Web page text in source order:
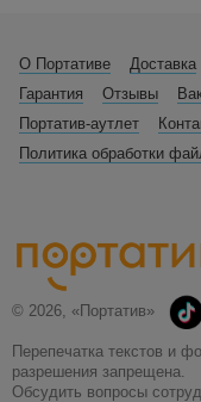
О Портативе Доставка
Гарантия
Отзывы
Портатив-аутлет
Политика обработки
© 2026, «Портатив»
Перепечатка текстов и
разрешения запрещена.
Обсудить вопросы